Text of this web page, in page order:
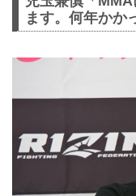
ます。何年かか